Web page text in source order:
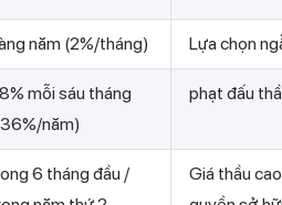
năm (2%/tháng) Lựa chọn
mỗi sáu tháng
năm)
phạt đấu
6 tháng đầu /
Giá thầu